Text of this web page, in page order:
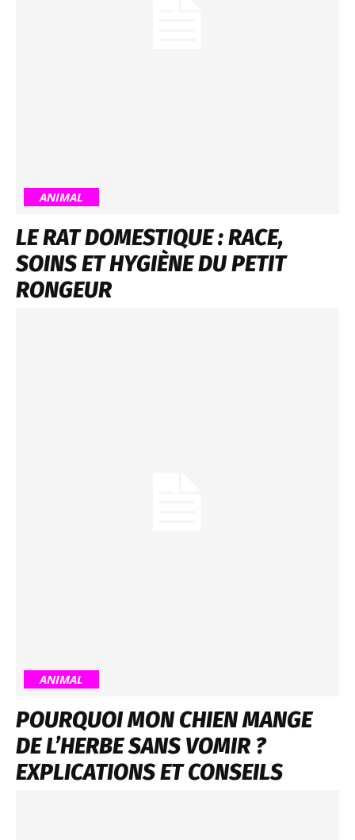
ANIMAL
LE RAT DOMESTIQUE : RACE,
SOINS ET HYGIÈNE DU PETIT
RONGEUR
ANIMAL
POURQUOI MON CHIEN MANGE
DE L’HERBE SANS VOMIR ?
EXPLICATIONS ET CONSEILS